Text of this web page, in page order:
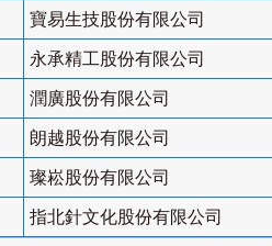
寶易生技股份有限公司
永承精工股份有限公司
潤廣股份有限公司
朗越股份有限公司
璨崧股份有限公司
指北針文化股份有限公司